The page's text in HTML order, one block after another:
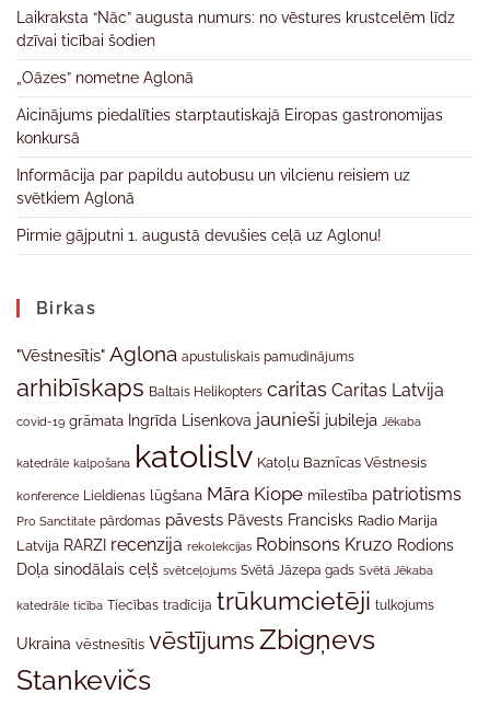
Laikraksta “Nāc” augusta numurs: no vēstures krustcelēm līdz
dzīvai ticībai šodien
„Oāzes” nometne Aglonā
Aicinājums piedalīties starptautiskajā Eiropas gastronomijas
konkursā
Informācija par papildu autobusu un vilcienu reisiem uz
svētkiem Aglonā
Pirmie gājputni 1. augustā devušies ceļā uz Aglonu!
Birkas
"Vēstnesītis" Aglona apustuliskais pamudinājums
arhibīskaps Baltais Helikopters caritas Caritas Latvija
covid-19 grāmata Ingrīda Lisenkova jaunieši jubileja Jēkaba
katedrāle kalpošana katolislv Katoļu Baznīcas Vēstnesis
konference Lieldienas lūgšana Māra Kiope mīlestība patriotisms
Pro Sanctitate pārdomas pāvests Pāvests Francisks Radio Marija
Latvija RARZI recenzija rekolekcijas Robinsons Kruzo Rodions
Doļa sinodālais ceļš svētceļojums Svētā Jāzepa gads Svētā Jēkaba
katedrāle ticība Tiecības tradīcija trūkumcietēji tulkojums
Ukraina vēstnesītis vēstījumsZbigņevs
Stankevičs